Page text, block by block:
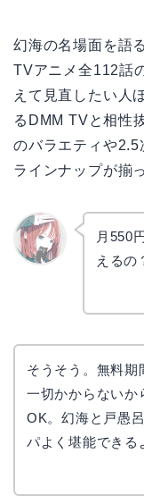
幻海の名場面を語
TVアニメ全112話
えて見直したい人
るDMM TVと相性
のバラエティや2.5
ラインナップが揃
月550
えるの
そうそう。無料期
一切かからないか
OK。幻海と戸愚
パよく堪能できる